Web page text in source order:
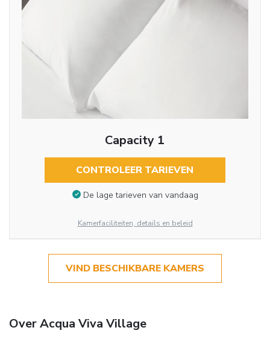
Capacity 1
CONTROLEER TARIEVEN
De lage tarieven van vandaag
Kamerfaciliteiten, details en beleid
VIND BESCHIKBARE KAMERS
Over Acqua Viva Village